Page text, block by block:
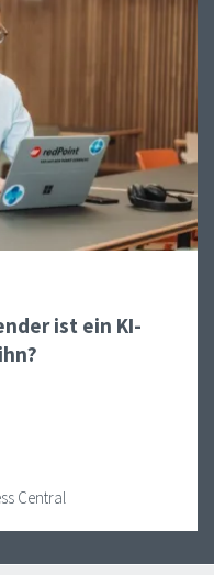
ist ein KI-
Central